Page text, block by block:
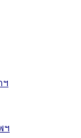
ฯ
ฯ